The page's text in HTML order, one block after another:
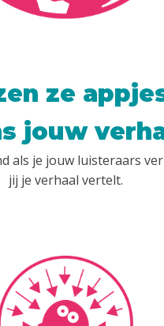
ze
jouw
als je jouw luisteraars
jij je verhaal vertelt.